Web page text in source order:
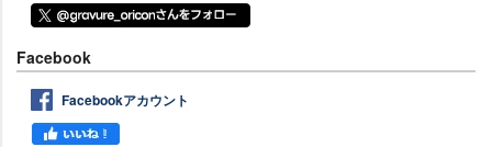
Facebook
Facebookアカウント